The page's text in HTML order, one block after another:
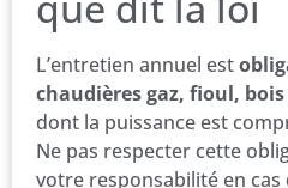
L’entretien annuel est
chaudières gaz, fioul,
dont la puissance est
Ne pas respecter cette
votre responsabilité en cas